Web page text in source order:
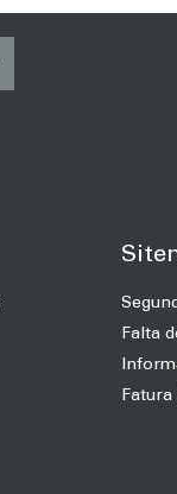
Falta
Fatura